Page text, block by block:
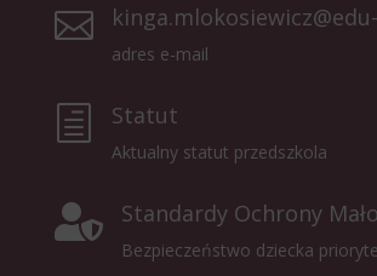

adres e-mail
h Statut
Aktualny statut przedszkola
 Standardy Ochrony
Bezpieczeństwo dziecka